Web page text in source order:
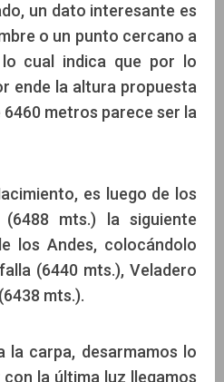
un dato interesante es
o un punto cercano a
cual indica que por lo
ende la altura propuesta
metros parece ser la
es luego de los
mts.) la siguiente
los Andes, colocándolo
(6440 mts.), Veladero
mts.).
la carpa, desarmamos lo
la última luz llegamos